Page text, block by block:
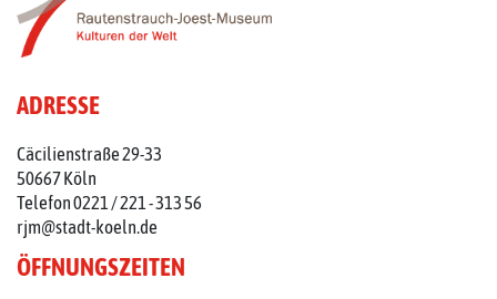
ADRESSE
Cäcilienstraße 29-33
50667 Köln
Telefon 0221 / 221 - 313 56
rjm@stadt-koeln.de
ÖFFNUNGSZEITEN